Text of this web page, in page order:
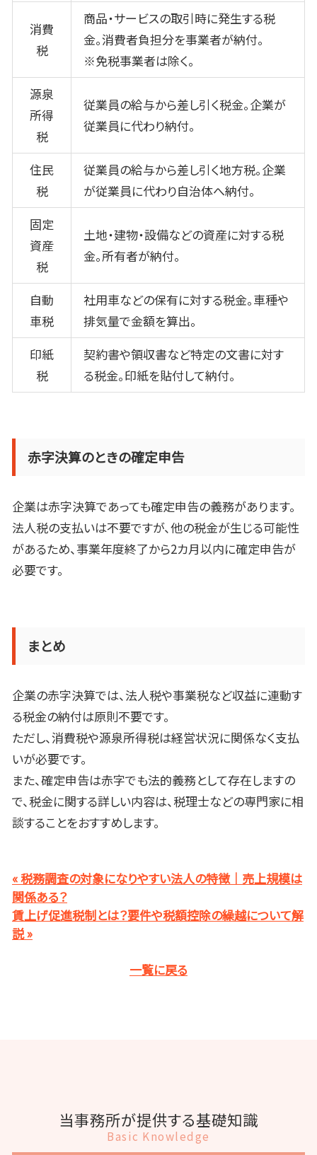
消費
税
商品・サービスの取引時に発生する税
金。消費者負担分を事業者が納付。
※免税事業者は除く。
源泉
所得
税
従業員の給与から差し引く税金。企業が
従業員に代わり納付。
住民
税
従業員の給与から差し引く地方税。企業
が従業員に代わり自治体へ納付。
固定
資産
税
土地・建物・設備などの資産に対する税
金。所有者が納付。
自動
車税
社用車などの保有に対する税金。車種や
排気量で金額を算出。
印紙
税
契約書や領収書など特定の文書に対す
る税金。印紙を貼付して納付。
赤字決算のときの確定申告
企業は赤字決算であっても確定申告の義務があります。
法人税の支払いは不要ですが、他の税金が生じる可能性
があるため、事業年度終了から2カ月以内に確定申告が
必要です。
まとめ
企業の赤字決算では、法人税や事業税など収益に連動す
る税金の納付は原則不要です。
ただし、消費税や源泉所得税は経営状況に関係なく支払
いが必要です。
また、確定申告は赤字でも法的義務として存在しますの
で、税金に関する詳しい内容は、税理士などの専門家に相
談することをおすすめします。
« 税務調査の対象になりやすい法人の特徴｜売上規模は
関係ある？
賃上げ促進税制とは？要件や税額控除の繰越について解
説 »
一覧に戻る
当事務所が提供する基礎知識
Basic Knowledge